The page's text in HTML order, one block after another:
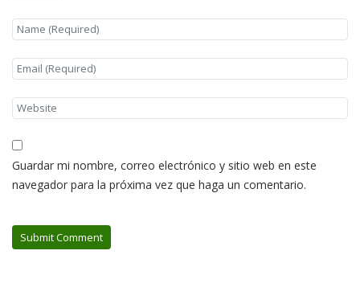
Guardar mi nombre, correo electrónico y sitio web en este
navegador para la próxima vez que haga un comentario.